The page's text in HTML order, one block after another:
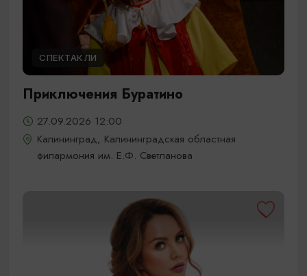
СПЕКТАКЛИ
Приключения Буратино
27.09.2026 12:00
Калининград, Калининградская областная
филармония им. Е.Ф. Светланова